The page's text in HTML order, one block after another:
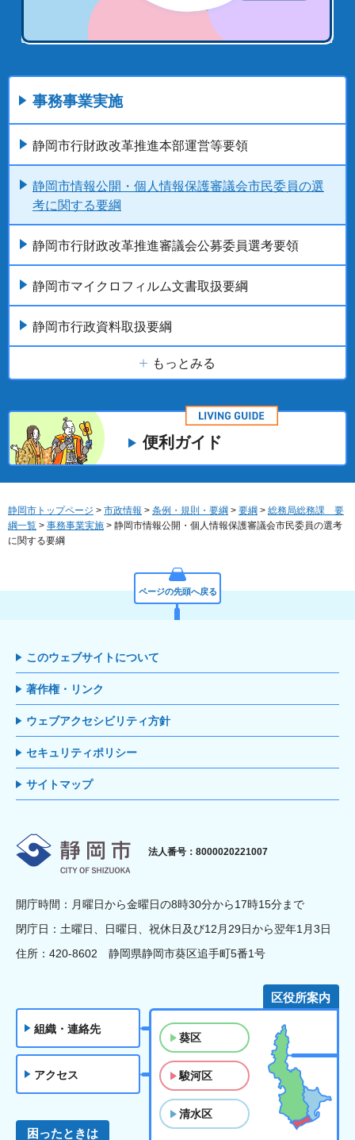
事務事業実施
静岡市行財政改革推進本部運営等要領
静岡市情報公開・個人情報保護審議会市民委員の選
考に関する要綱
静岡市行財政改革推進審議会公募委員選考要領
静岡市マイクロフィルム文書取扱要綱
静岡市行政資料取扱要綱
もっとみる
便利ガイド
静岡市トップページ > 市政情報 > 条例・規則・要綱 > 要綱 > 総務局総務課 要
綱一覧 > 事務事業実施 > 静岡市情報公開・個人情報保護審議会市民委員の選考
に関する要綱
ページの先頭へ戻る
このウェブサイトについて
著作権・リンク
ウェブアクセシビリティ方針
セキュリティポリシー
サイトマップ
静岡市
法人番号：8000020221007
開庁時間：月曜日から金曜日の8時30分から17時15分まで
閉庁日：土曜日、日曜日、祝休日及び12月29日から翌年1月3日
住所：420-8602 静岡県静岡市葵区追手町5番1号
組織・連絡先
アクセス
区役所案内
葵区
駿河区
清水区
困ったときは